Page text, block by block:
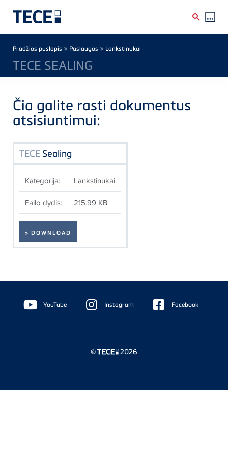
Breadcrumb
Pradžios puslapis » Paslaugos » Lankstinukai
TECE SEALING
Čia galite rasti dokumentus
atsisiuntimui:
TECESealing
Kategorija: Lankstinukai
Failo dydis: 215.99 KB
» DOWNLOAD
Floating
Sidebar YouTube Instagram Facebook
© 2026